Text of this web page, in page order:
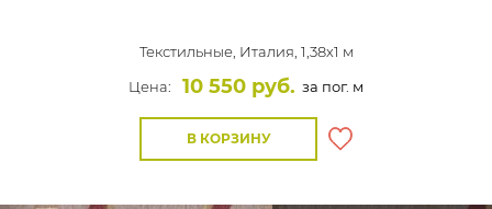
Текстильные, Италия, 1,38x1 м
Цена:
10 550 руб. за пог. м
В КОРЗИНУ